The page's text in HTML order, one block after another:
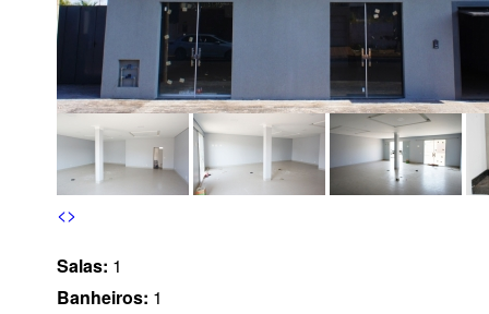
<>
Salas: 1
Banheiros: 1